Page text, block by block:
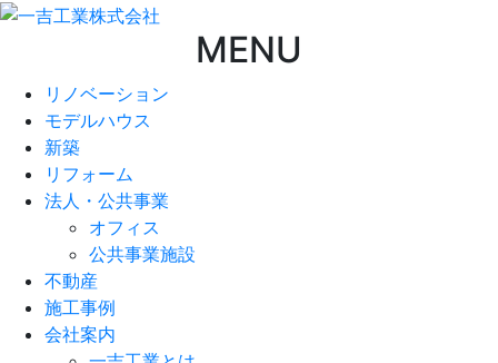
MENU
リノベーション
モデルハウス
新築
リフォーム
法人・公共事業
オフィス
公共事業施設
不動産
施工事例
会社案内